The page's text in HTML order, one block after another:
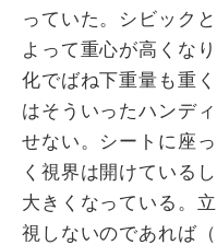
っていた。シビック
よって重心が高くな
化でばね下重量も重
はそういったハンデ
せない。シートに座
く視界は開けている
大きくなっている。
視しないのであれば